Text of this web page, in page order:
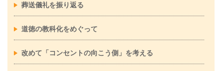
葬送儀礼を振り返る
道徳の教科化をめぐって
改めて「コンセントの向こう側」を考える